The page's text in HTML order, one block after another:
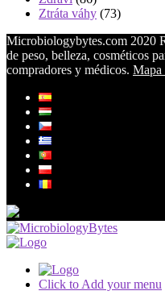
Ztráta váhy (73)
Microbiologybytes.com 2020
de peso, belleza, cosméticos
compradores y médicos. Mapa
Click to Add your menu